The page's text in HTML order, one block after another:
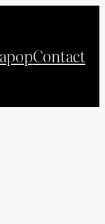
Contact